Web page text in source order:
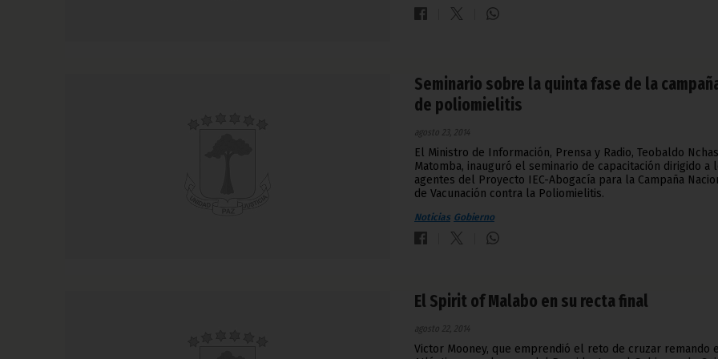
Seminario sobre la quinta fase de la
de poliomielitis
agosto 23, 2014
El Ministro de Información, Prensa y Radio, Teobaldo
Matomba, inauguró el seminario de capacitación dirigido a
agentes del Proyecto IEC-Abogacía para la Campaña
de Vacunación contra la Poliomielitis.
Noticias Gobierno
El Spirit of Malabo en su recta final
agosto 22, 2014
Victor Mooney, que emprendió el reto de cruzar remando